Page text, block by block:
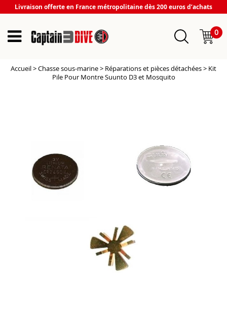
Livraison offerte en France métropolitaine dès 200 euros d’achats
0
Accueil>Chasse sous-marine> Réparations et pièces détachées> Kit
Pile Pour Montre Suunto D3 et Mosquito